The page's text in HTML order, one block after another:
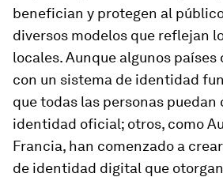
benefician y protegen al
diversos modelos que reflejan
locales. Aunque algunos
con un sistema de identidad
que todas las personas puedan
identidad oficial; otros, como
Francia, han comenzado a
de identidad digital que